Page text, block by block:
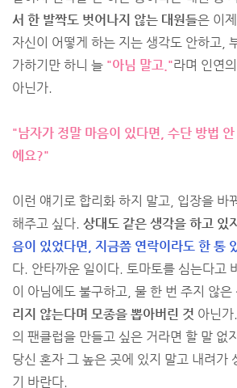
서 한 발짝도 벗어나지 않는 대원들은 이
자신이 어떻게 하는 지는 생각도 안하고,
가하기만 하니 늘 "아님 말고."라며 인연
아닌가.
"남자가 정말 마음이 있다면, 수단 방법 안
에요?"
이런 얘기로 합리화 하지 말고, 입장을 바
해주고 싶다. 상대도 같은 생각을 하고 있
음이 있었다면, 지금쯤 연락이라도 한 통
다. 안타까운 일이다. 토마토를 심는다고
이 아님에도 불구하고, 물 한 번 주지 않은
리지 않는다며 모종을 뽑아버린 것 아닌
의 팬클럽을 만들고 싶은 거라면 할 말 없
당신 혼자 그 높은 곳에 있지 말고 내려가
기 바란다.